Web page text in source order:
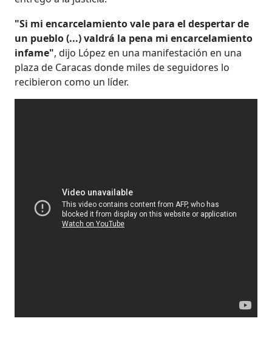
"Si mi encarcelamiento vale para el despertar de
un pueblo (...) valdrá la pena mi encarcelamiento
infame", dijo López en una manifestación en una
plaza de Caracas donde miles de seguidores lo
recibieron como un líder.